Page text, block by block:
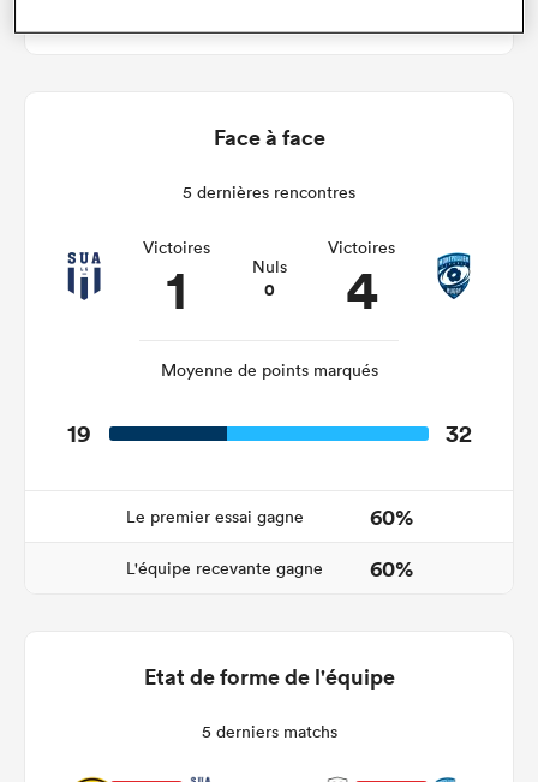
Face à face
5 dernières rencontres
Victoires
1 Nuls
0
Victoires
4
Moyenne de points marqués
19 32
Le premier essai gagne 60%
L'équipe recevante gagne 60%
Etat de forme de l'équipe
5 derniers matchs